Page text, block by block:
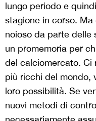
lungo periodo e
stagione in corso.
noioso da parte delle
un promemoria per
del calciomercato. Ci
più ricchi del mondo,
loro possibilità. Se
nuovi metodi di